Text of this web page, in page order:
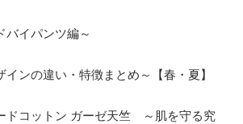
イパンツ編～
ンの違い・特徴まとめ～【春・夏】
ドコットン ガーゼ天竺 ～肌を守る究